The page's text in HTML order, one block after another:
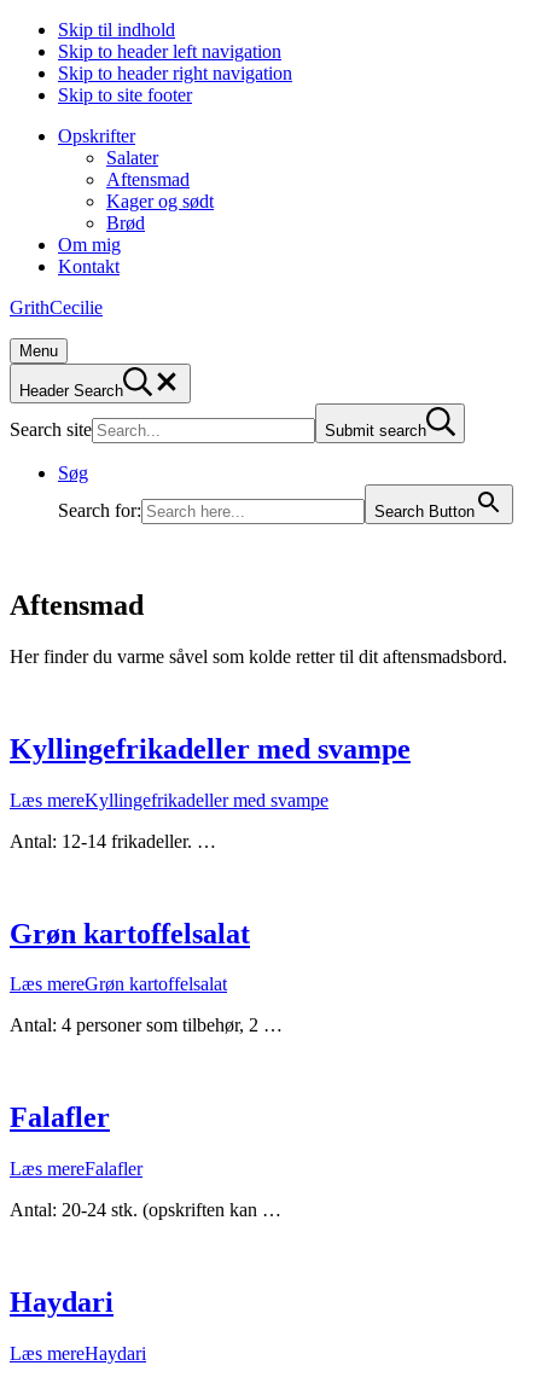
Skip til indhold
Skip to header left navigation
Skip to header right navigation
Skip to site footer
Opskrifter
Salater
Aftensmad
Kager og sødt
Brød
Om mig
Kontakt
GrithCecilie
Menu
Header Search
Search site Submit search
Søg
Search for:
Search Button
Aftensmad
Her finder du varme såvel som kolde retter til dit aftensmadsbord.
Kyllingefrikadeller med svampe
Læs mereKyllingefrikadeller med svampe
Antal: 12-14 frikadeller. …
Grøn kartoffelsalat
Læs mereGrøn kartoffelsalat
Antal: 4 personer som tilbehør, 2 …
Falafler
Læs mereFalafler
Antal: 20-24 stk. (opskriften kan …
Haydari
Læs mereHaydari